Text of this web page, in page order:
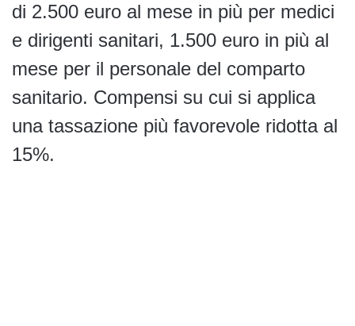
di 2.500 euro al mese in più per medici
e dirigenti sanitari, 1.500 euro in più al
mese per il personale del comparto
sanitario. Compensi su cui si applica
una tassazione più favorevole ridotta al
15%.